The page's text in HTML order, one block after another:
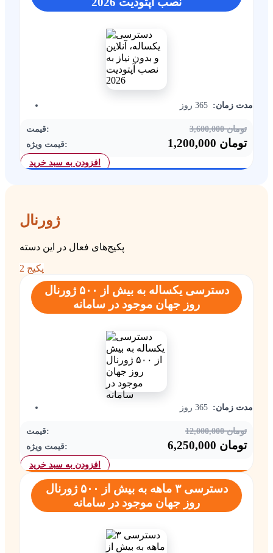
مدت زمان: 365 روز
قیمت:
3,600,000 تومان
قیمت ویژه:
1,200,000 تومان
افزودن به سبد خرید
ﮊﻭﺭﻧﺎﻝ
پکیج‌های فعال در این دسته
2 پکیج
دسترسی یکساله به بیش از ۵۰۰ ژورنال
روز جهان موجود در سامانه
مدت زمان: 365 روز
قیمت:
12,000,000 تومان
قیمت ویژه:
6,250,000 تومان
افزودن به سبد خرید
دسترسی ۳ ماهه به بیش از ۵۰۰ ژورنال
روز جهان موجود در سامانه